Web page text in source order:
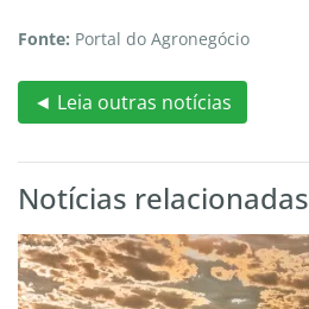
Fonte: Portal do Agronegócio
◄ Leia outras notícias
Notícias relacionadas